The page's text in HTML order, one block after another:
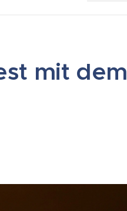
mit dem